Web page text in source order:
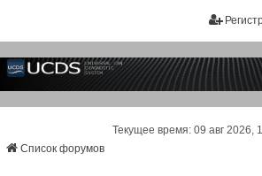
Текущее время: 09 авг 2026,
Список форумов